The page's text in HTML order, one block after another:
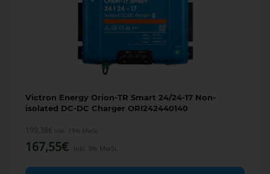
Victron Energy Orion-TR Smart 24/24-17 Non-
isolated DC-DC Charger ORI242440140
199,38€ inkl. 19% MwSt.
167,55€ inkl. 0% MwSt.